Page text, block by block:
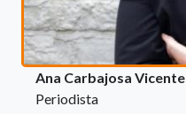
Ana Carbajosa Vicente
Periodista